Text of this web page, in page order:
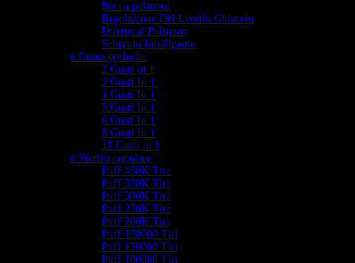
Bocca-polmoni
Regolazione Del Livello Ghiaccio
Diretto al Polmone
Schermo Intelligente
# Gusto preferito
2 Gusti in 1
3 Gusti In 1
4 Gusti In 1
5 Gusti In 1
6 Gusti In 1
8 Gusti In 1
15 Gusti in 1
# Sbuffo popolare
Puff 450K Tiri
Puff 350K Tiri
Puff 300K Tiri
Puff 250K Tiri
Puff 200K Tiri
Puff 150000 Tiri
Puff 120000 Tiri
Puff 100000 Tiri